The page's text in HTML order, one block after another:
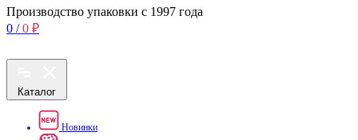
Производство упаковки с 1997 года
0 / 0 ₽
Каталог
Новинки